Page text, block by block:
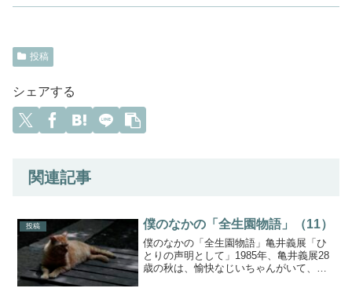
投稿
シェアする
関連記事
投稿 僕のなかの「全生園物語」（11）
僕のなかの「全生園物語」亀井義展「ひ
とりの声明として」1985年、亀井義展28
歳の秋は、愉快なじいちゃんがいて、